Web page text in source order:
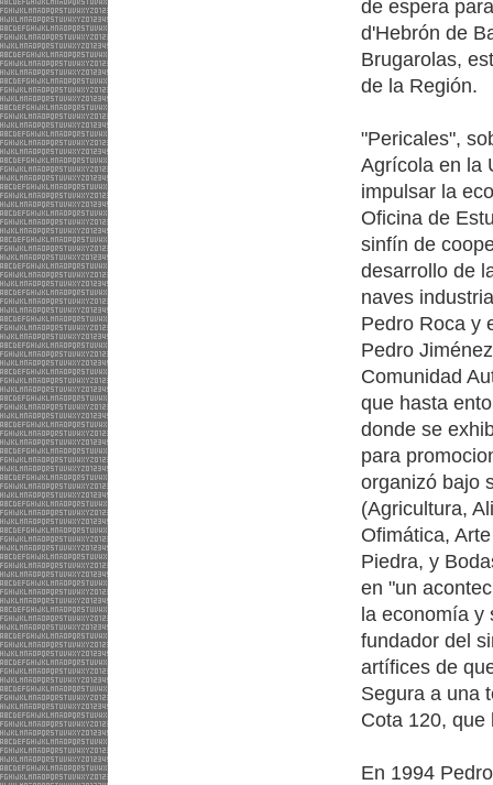
de espera
d'Hebrón de
Brugarolas,
de la Región.
"Pericales",
Agrícola en la
impulsar la
Oficina de
sinfín de
desarrollo de
naves
Pedro Roca y
Pedro
Comunidad
que hasta
donde se
para
organizó bajo
(Agricultura,
Ofimática,
Piedra, y
en "un
la economía y
fundador del
artífices de
Segura a una
Cota 120, que
En 1994